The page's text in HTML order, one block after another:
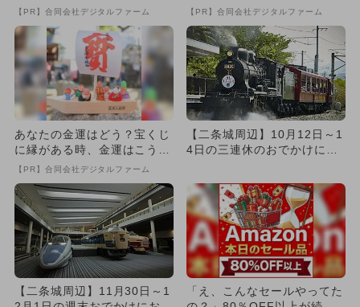
法とは
【PR】合同会社デジタルファーム
に
【PR】合同会社デジタルファーム
あなたの金運はどう？宝くじ
に縁がある時、金運はこう変
わる
【PR】合同会社デジタルファーム
【二条城周辺】10月12日～1
4日の三連休のおでかけにお
【二条城周辺】11月30日～1
「え、こんなセールやってた